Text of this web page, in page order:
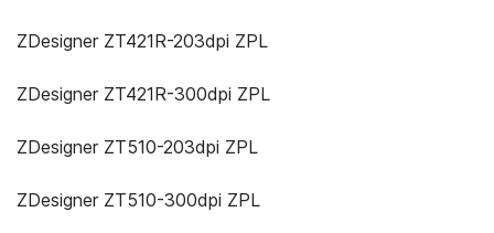
ZDesigner ZT421R-203dpi ZPL
ZDesigner ZT421R-300dpi ZPL
ZDesigner ZT510-203dpi ZPL
ZDesigner ZT510-300dpi ZPL